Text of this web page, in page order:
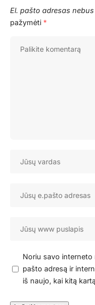
El. pašto adresas
pažymėti *
Noriu savo interneto
pašto adresą ir
iš naujo, kai kitą